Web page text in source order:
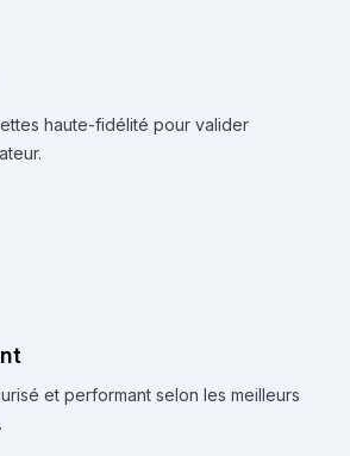
haute-fidélité pour valider
et performant selon les meilleurs